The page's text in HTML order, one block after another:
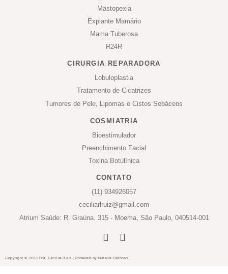
Mastopexia
Explante Mamário
Mama Tuberosa
R24R
CIRURGIA REPARADORA
Lobuloplastia
Tratamento de Cicatrizes
Tumores de Pele, Lipomas e Cistos Sebáceos
COSMIATRIA
Bioestimulador
Preenchimento Facial
Toxina Botulínica
CONTATO
(11) 934926057
ceciliarlruiz@gmail.com
Atrium Saúde: R. Graúna. 315 - Moema, São Paulo, 040514-001
Copyright © 2026 Dra. Cecilia Ruiz | Powered by Natalia Delboux